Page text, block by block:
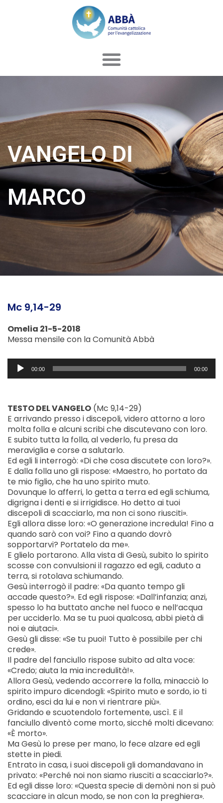
VANGELO DI
MARCO
Mc 9,14-29
Omelia 21-5-2018
Messa mensile con la Comunità Abbà
Audio
Player00:00 00:00
TESTO DEL VANGELO (Mc 9,14-29)
E arrivando presso i discepoli, videro attorno a loro
molta folla e alcuni scribi che discutevano con loro.
E subito tutta la folla, al vederlo, fu presa da
meraviglia e corse a salutarlo.
Ed egli li interrogò: «Di che cosa discutete con loro?».
E dalla folla uno gli rispose: «Maestro, ho portato da
te mio figlio, che ha uno spirito muto.
Dovunque lo afferri, lo getta a terra ed egli schiuma,
digrigna i denti e si irrigidisce. Ho detto ai tuoi
discepoli di scacciarlo, ma non ci sono riusciti».
Egli allora disse loro: «O generazione incredula! Fino a
quando sarò con voi? Fino a quando dovrò
sopportarvi? Portatelo da me».
E glielo portarono. Alla vista di Gesù, subito lo spirito
scosse con convulsioni il ragazzo ed egli, caduto a
terra, si rotolava schiumando.
Gesù interrogò il padre: «Da quanto tempo gli
accade questo?». Ed egli rispose: «Dall’infanzia; anzi,
spesso lo ha buttato anche nel fuoco e nell’acqua
per ucciderlo. Ma se tu puoi qualcosa, abbi pietà di
noi e aiutaci».
Gesù gli disse: «Se tu puoi! Tutto è possibile per chi
crede».
Il padre del fanciullo rispose subito ad alta voce:
«Credo; aiuta la mia incredulità!».
Allora Gesù, vedendo accorrere la folla, minacciò lo
spirito impuro dicendogli: «Spirito muto e sordo, io ti
ordino, esci da lui e non vi rientrare più».
Gridando e scuotendolo fortemente, uscì. E il
fanciullo diventò come morto, sicché molti dicevano:
«È morto».
Ma Gesù lo prese per mano, lo fece alzare ed egli
stette in piedi.
Entrato in casa, i suoi discepoli gli domandavano in
privato: «Perché noi non siamo riusciti a scacciarlo?».
Ed egli disse loro: «Questa specie di demòni non si può
scacciare in alcun modo, se non con la preghiera».